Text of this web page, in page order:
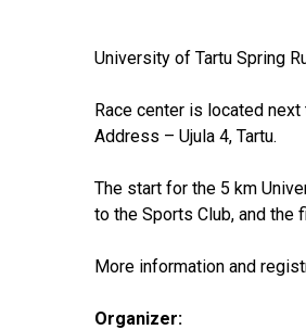
University of Tartu Spring
Race center is located
Address – Ujula 4, Tartu.
The start for the 5 km
to the Sports Club, and the
More information and
Organizer: